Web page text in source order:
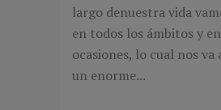
largo denuestra vida
en todos los ámbitos y
ocasiones, lo cual nos va
un enorme...